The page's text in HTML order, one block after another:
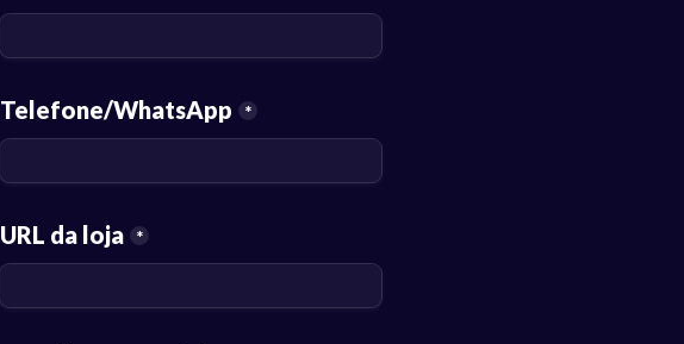
Telefone/WhatsApp *
URL da loja *